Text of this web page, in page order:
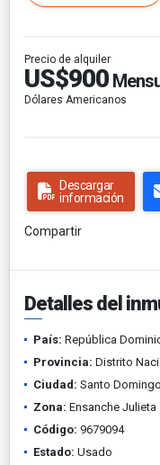
Precio de alquiler
US$900
Dólares Americanos
Descargar
información
Compartir
Detalles del
País: República
Provincia: Distrito
Ciudad: Santo Domingo
Zona: Ensanche Julieta
Código: 9679094
Estado: Usado